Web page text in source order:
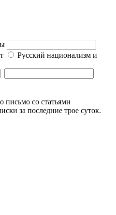
Русский национализм и
письмо со статьями
за последние трое суток.